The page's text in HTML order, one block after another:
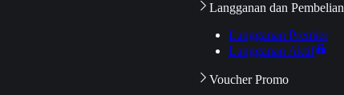
Langganan dan Pembelian
Langganan Premier
Langganan Aktif
Voucher Promo